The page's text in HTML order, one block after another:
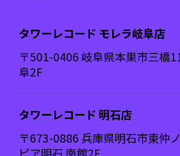
タワーレコード モレラ岐阜店
〒501-0406 岐阜県本巣市三橋
阜2F
タワーレコード 明石店
〒673-0886 兵庫県明石市東仲